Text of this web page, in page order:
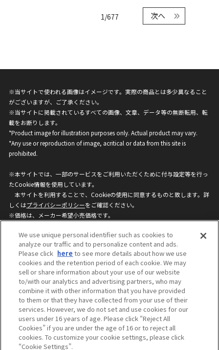
1/677 次へ
※当サイトで使われる画像はイメージです。実際の商品とは多少異なること
がございますが、ご了承ください。
※当サイトに掲載されているすべての画像、文章、データ等の無断転用、転
載をお断りします。
*Product image for illustration purposes only. Actual product may vary.
*Any use or reproduction of image, acritical or data from this site is
prohibited.
※本サイトでは、一部のサービスをご利用いただくために付与設定等を行っ
たCookie情報を使用しています。
本サイトを利用することで、Cookieの使用に同意するものと致します。詳
しくはプライバシーポリシーをご確認ください。
※価格は、メーカー希望小売価格です。
ざいますのでご了承ください。
privacypolicy
Do Not Sell or Share My
Personal Information
ウェブサイトご利用条件
ソーシャルメディアポリシー
個人情報保護方針
お問い合わせ
©BANDAI
We use unique personal identifier such as cookies to
analyze our traffic and to personalize content and ads.
Please click here to see more details about how we use
cookies and the retention period of each cookie. We may
sell or share information about your use of our website
to/with our analytics and advertising partners, who may
combine it with other information that you have provided
to them or that they have collected from your use of their
services. However, we do not set and use cookies for our
users under 16 years of age. Please click “Reject All
Cookies” if you are under the age of 16 or to reject all
cookies. To customize your cookie settings, please click
“Cookie Settings”.